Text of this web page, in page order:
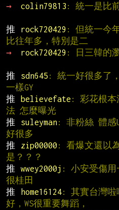
→
colin79813 : 統一是比
推
rock720429 : 但統一今
比往年多，特別是二
→
rock720429 : 日三韓的
推
sdn645 : 統一好很多了
一樣GY
推
believefate : 彩花根本
法 怎麼曝光
推
suleyman: 非粉絲 體感
好很多
推
zip00000 : 看爆文還以
是？？？
推
wwey2000j : 小安受傷用
很桂田
推
home16124: 其實台灣啦
好，WS很重要舞蹈，